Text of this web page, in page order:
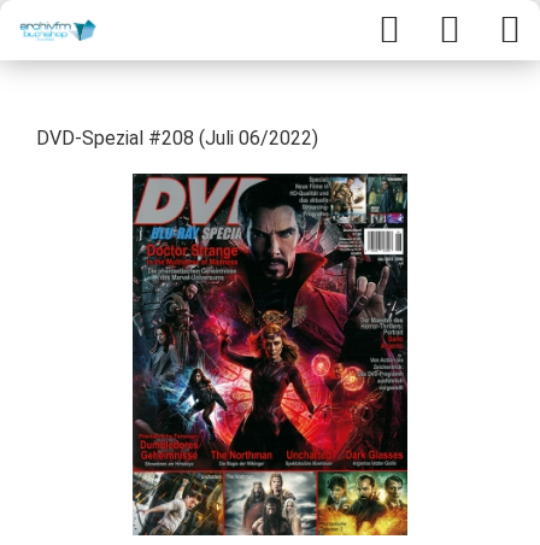
DVD-Spezial #208 (Juli 06/2022)